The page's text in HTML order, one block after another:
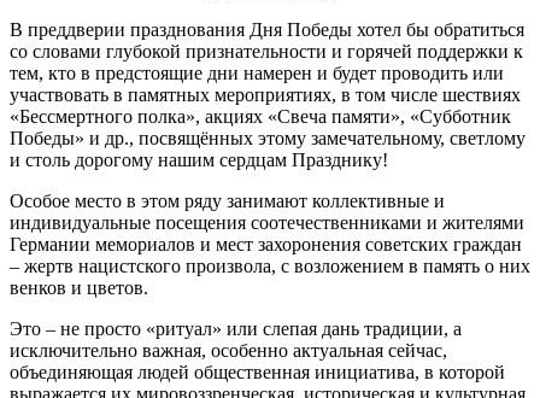
В преддверии празднования Дня Победы хотел бы обратиться
со словами глубокой признательности и горячей поддержки к
тем, кто в предстоящие дни намерен и будет проводить или
участвовать в памятных мероприятиях, в том числе шествиях
«Бессмертного полка», акциях «Свеча памяти», «Субботник
Победы» и др., посвящённых этому замечательному, светлому
и столь дорогому нашим сердцам Празднику!
Особое место в этом ряду занимают коллективные и
индивидуальные посещения соотечественниками и жителями
Германии мемориалов и мест захоронения советских граждан
– жертв нацистского произвола, с возложением в память о них
венков и цветов.
Это – не просто «ритуал» или слепая дань традиции, а
исключительно важная, особенно актуальная сейчас,
объединяющая людей общественная инициатива, в которой
выражается их мировоззренческая, историческая и культурная